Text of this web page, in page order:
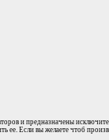
и предназначены
ее. Если вы желаете чтоб